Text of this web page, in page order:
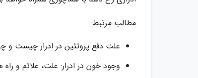
مطالب مرتبط:
علت دفع پروتئین در ادرار چیست و
وجود خون در ادرار: علت، علائم و